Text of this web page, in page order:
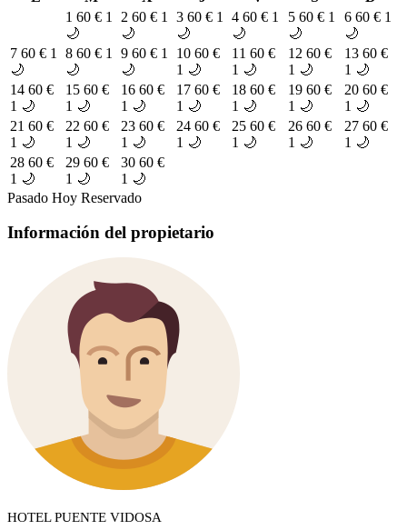
1 60 € 1
🌙
2 60 € 1
🌙
3 60 € 1
🌙
4 60 € 1
🌙
5 60 € 1
🌙
6 60 € 1
🌙
7 60 € 1
🌙
8 60 € 1
🌙
9 60 € 1
🌙
10 60 €
1 🌙
11 60 €
1 🌙
12 60 €
1 🌙
13 60 €
1 🌙
14 60 €
1 🌙
15 60 €
1 🌙
16 60 €
1 🌙
17 60 €
1 🌙
18 60 €
1 🌙
19 60 €
1 🌙
20 60 €
1 🌙
21 60 €
1 🌙
22 60 €
1 🌙
23 60 €
1 🌙
24 60 €
1 🌙
25 60 €
1 🌙
26 60 €
1 🌙
27 60 €
1 🌙
28 60 €
1 🌙
29 60 €
1 🌙
30 60 €
1 🌙
Pasado Hoy Reservado
Información del propietario
HOTEL PUENTE VIDOSA